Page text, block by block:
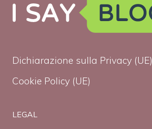
Dichiarazione sulla Privacy (UE)
Cookie Policy (UE)
LEGAL